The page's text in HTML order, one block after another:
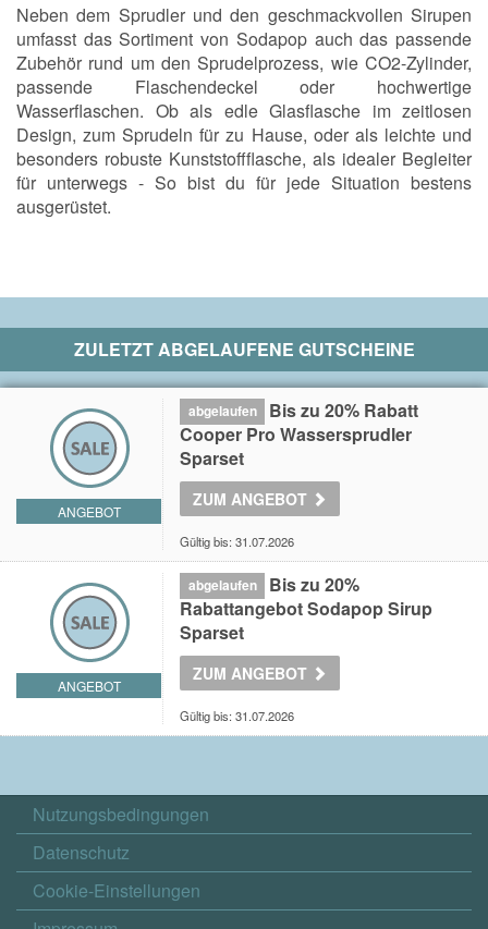
Neben dem Sprudler und den geschmackvollen Sirupen
umfasst das Sortiment von Sodapop auch das passende
Zubehör rund um den Sprudelprozess, wie CO2-Zylinder,
passende Flaschendeckel oder hochwertige
Wasserflaschen. Ob als edle Glasflasche im zeitlosen
Design, zum Sprudeln für zu Hause, oder als leichte und
besonders robuste Kunststoffflasche, als idealer Begleiter
für unterwegs - So bist du für jede Situation bestens
ausgerüstet.
ZULETZT ABGELAUFENE GUTSCHEINE
ANGEBOT
abgelaufen
Bis zu 20% Rabatt
Cooper Pro Wassersprudler
Sparset
ZUM ANGEBOT
Gültig bis: 31.07.2026
ANGEBOT
abgelaufen
Bis zu 20%
Rabattangebot Sodapop Sirup
Sparset
ZUM ANGEBOT
Gültig bis: 31.07.2026
Nutzungsbedingungen
Datenschutz
Cookie-Einstellungen